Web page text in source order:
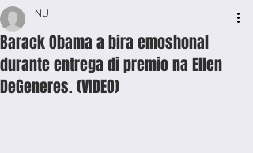
Barack Obama a bira emoshonal
durante entrega di premio na Ellen
DeGeneres. (VIDEO)
NU